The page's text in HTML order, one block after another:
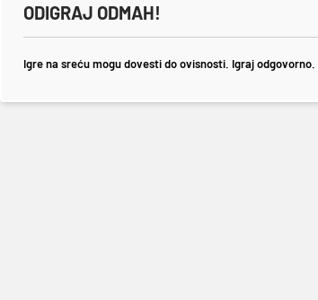
ODIGRAJ ODMAH!
Igre na sreću mogu dovesti do ovisnosti. Igraj odgovorno.